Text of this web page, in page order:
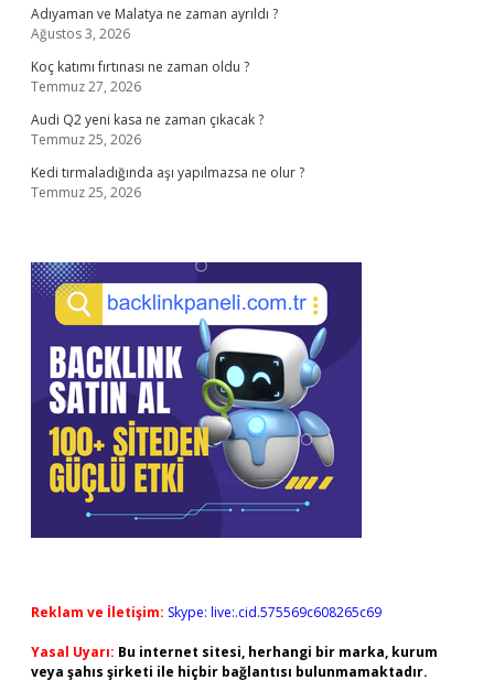
Adıyaman ve Malatya ne zaman ayrıldı ?
Ağustos 3, 2026
Koç katımı fırtınası ne zaman oldu ?
Temmuz 27, 2026
Audi Q2 yeni kasa ne zaman çıkacak ?
Temmuz 25, 2026
Kedi tırmaladığında aşı yapılmazsa ne olur ?
Temmuz 25, 2026
Reklam ve İletişim: Skype: live:.cid.575569c608265c69
Yasal Uyarı: Bu internet sitesi, herhangi bir marka, kurum
veya şahıs şirketi ile hiçbir bağlantısı bulunmamaktadır.